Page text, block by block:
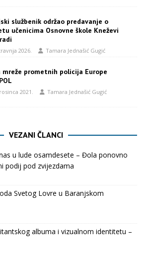
službenik održao predavanje o
učenicima Osnovne škole Kneževi
2026. Tamara Jednašić Gugić
mreže prometnih policija Europe
2021. Tamara Jednašić Gugić
VEZANI ČLANCI
u lude osamdesete – Đola ponovno
podij pod zvijezdama
Svetog Lovre u Baranjskom
albuma i vizualnom identitetu –